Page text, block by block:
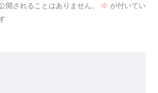
開されることはありません。 ※ が付いてい